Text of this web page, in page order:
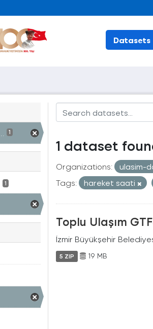
Datasets
1
1
1 dataset
Organizations: ulasim-
Tags:
hareket saati
Toplu Ulaşım
İzmir Büyükşehir
5 ZIP 19 MB